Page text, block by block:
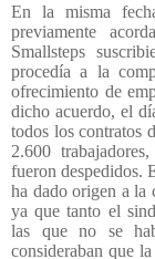
En la misma
previamente
Smallsteps
procedía a la
ofrecimiento de
dicho acuerdo, el
todos los contratos
2.600
fueron despedidos.
ha dado origen a la
ya que tanto el
las que no se
consideraban que